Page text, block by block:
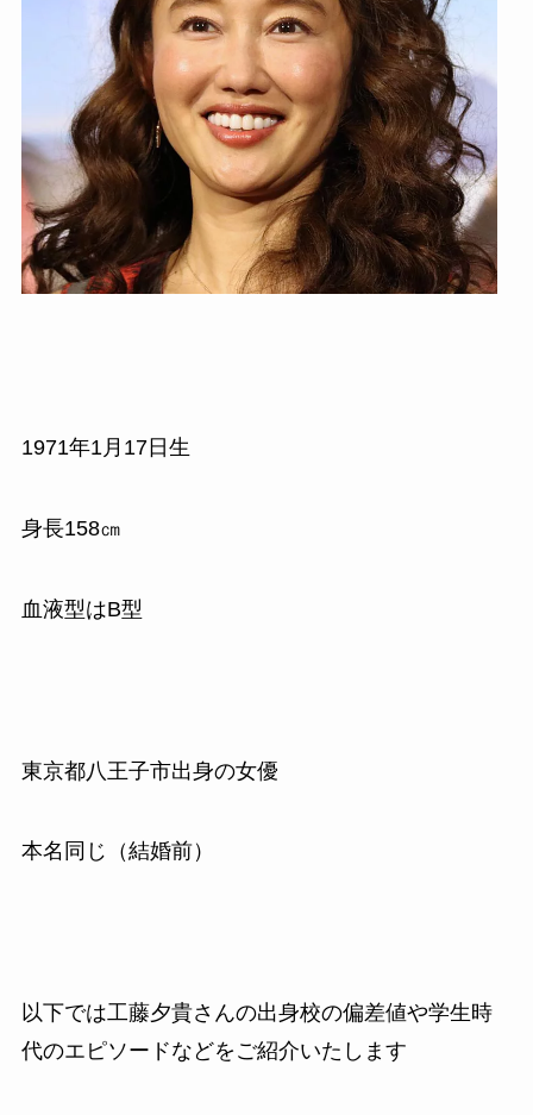
1971年1月 17日生
身長158㎝
血液型はB型
東京都八王子市出身の女優
本名同じ（結婚前）
以下では工藤夕貴さんの出身校の偏差値や学生時
代のエピソードなどをご紹介いたします